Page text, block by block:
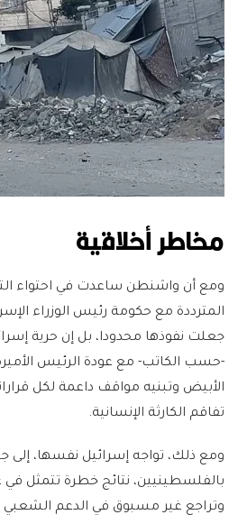
مخاطر أخلاقية
ومع أن واشنطن ساعدت في احتواء
المترددة مع حكومة رئيس الوزراء
جعلت نفوذها محدودا، بل إن حرية
-حسب الكاتب- مع عودة الرئيس
الأبيض وتبنيه مواقف داعمة لكل
تفاقم الكارثة الإنسانية.
ومع ذلك، تواجه إسرائيل نفسها، إلى
بالفلسطينيين، نتائج خطرة تتمثل في
وتراجع غير مسبوق في الدعم الشعبي